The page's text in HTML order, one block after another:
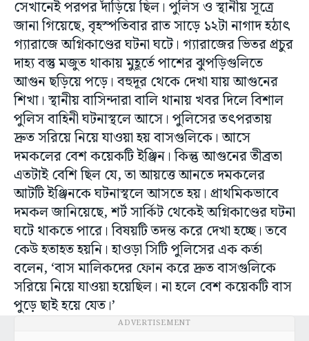
সেখানেই পরপর দাঁড়িয়ে ছিল। পুলিস ও স্থানীয় সূত্রে
জানা গিয়েছে, বৃহস্পতিবার রাত সাড়ে ১২টা নাগাদ হঠাৎ
গ্যারাজে অগ্নিকাণ্ডের ঘটনা ঘটে। গ্যারাজের ভিতর প্রচুর
দাহ্য বস্তু মজুত থাকায় মুহূর্তে পাশের ঝুপড়িগুলিতে
আগুন ছড়িয়ে পড়ে। বহুদূর থেকে দেখা যায় আগুনের
শিখা। স্থানীয় বাসিন্দারা বালি থানায় খবর দিলে বিশাল
পুলিস বাহিনী ঘটনাস্থলে আসে। পুলিসের তৎপরতায়
দ্রুত সরিয়ে নিয়ে যাওয়া হয় বাসগুলিকে। আসে
দমকলের বেশ কয়েকটি ইঞ্জিন। কিন্তু আগুনের তীব্রতা
এতটাই বেশি ছিল যে, তা আয়ত্তে আনতে দমকলের
আটটি ইঞ্জিনকে ঘটনাস্থলে আসতে হয়। প্রাথমিকভাবে
দমকল জানিয়েছে, শর্ট সার্কিট থেকেই অগ্নিকাণ্ডের ঘটনা
ঘটে থাকতে পারে। বিষয়টি তদন্ত করে দেখা হচ্ছে। তবে
কেউ হতাহত হয়নি। হাওড়া সিটি পুলিসের এক কর্তা
বলেন, ‘বাস মালিকদের ফোন করে দ্রুত বাসগুলিকে
সরিয়ে নিয়ে যাওয়া হয়েছিল। না হলে বেশ কয়েকটি বাস
পুড়ে ছাই হয়ে যেত।’
ADVERTISEMENT